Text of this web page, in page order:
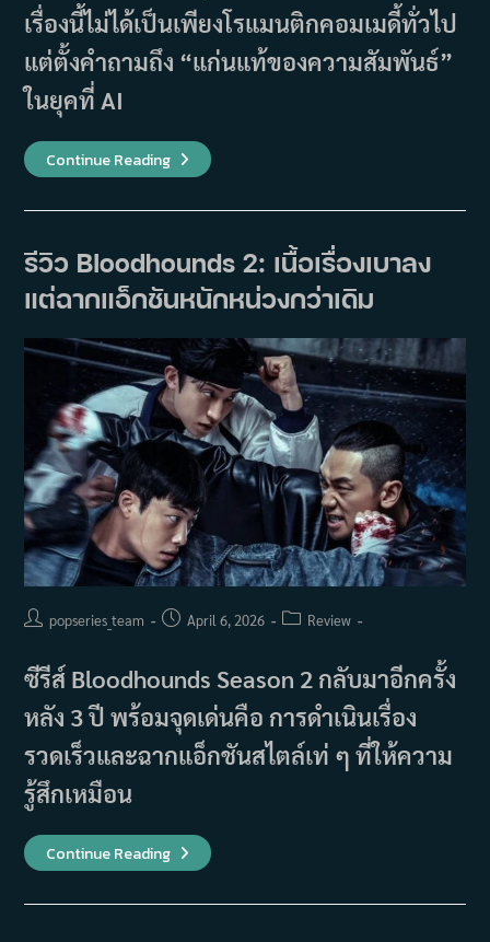
เรื่องนี้ไม่ได้เป็นเพียงโรแมนติกคอมเมดี้ทั่วไป
แต่ตั้งคำถามถึง “แก่นแท้ของความสัมพันธ์”
ในยุคที่ AI
Continue Readingรีวิว
Boyfriend
ใจ
แต่
ความ
จริง
ยัง
มี
ความ
หมาย
รีวิว Bloodhounds 2: เนื้อเรื่องเบาลง
แต่ฉากแอ็กชันหนักหน่วงกว่าเดิม
Postpopseries_team
PostApril 6, 2026
PostReview
ซีรีส์ Bloodhounds Season 2 กลับมาอีกครั้ง
หลัง 3 ปี พร้อมจุดเด่นคือ การดำเนินเรื่อง
รวดเร็วและฉากแอ็กชันสไตล์เท่ ๆ ที่ให้ความ
รู้สึกเหมือน
Continue Readingรีวิว
Bloodhounds